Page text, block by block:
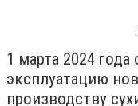
1 марта 2024
эксплуатацию
производству